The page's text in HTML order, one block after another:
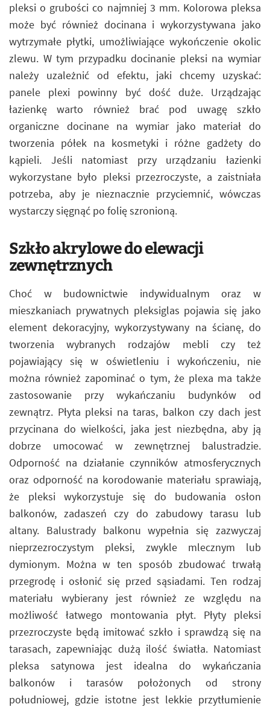
pleksi o grubości co najmniej 3 mm. Kolorowa pleksa
może być również docinana i wykorzystywana jako
wytrzymałe płytki, umożliwiające wykończenie okolic
zlewu. W tym przypadku docinanie pleksi na wymiar
należy uzależnić od efektu, jaki chcemy uzyskać:
panele plexi powinny być dość duże. Urządzając
łazienkę warto również brać pod uwagę szkło
organiczne docinane na wymiar jako materiał do
tworzenia półek na kosmetyki i różne gadżety do
kąpieli. Jeśli natomiast przy urządzaniu łazienki
wykorzystane było pleksi przezroczyste, a zaistniała
potrzeba, aby je nieznacznie przyciemnić, wówczas
wystarczy sięgnąć po folię szronioną.
Szkło akrylowe do elewacji
zewnętrznych
Choć w budownictwie indywidualnym oraz w
mieszkaniach prywatnych pleksiglas pojawia się jako
element dekoracyjny, wykorzystywany na ścianę, do
tworzenia wybranych rodzajów mebli czy też
pojawiający się w oświetleniu i wykończeniu, nie
można również zapominać o tym, że plexa ma także
zastosowanie przy wykańczaniu budynków od
zewnątrz. Płyta pleksi na taras, balkon czy dach jest
przycinana do wielkości, jaka jest niezbędna, aby ją
dobrze umocować w zewnętrznej balustradzie.
Odporność na działanie czynników atmosferycznych
oraz odporność na korodowanie materiału sprawiają,
że pleksi wykorzystuje się do budowania osłon
balkonów, zadaszeń czy do zabudowy tarasu lub
altany. Balustrady balkonu wypełnia się zazwyczaj
nieprzezroczystym pleksi, zwykle mlecznym lub
dymionym. Można w ten sposób zbudować trwałą
przegrodę i osłonić się przed sąsiadami. Ten rodzaj
materiału wybierany jest również ze względu na
możliwość łatwego montowania płyt. Płyty pleksi
przezroczyste będą imitować szkło i sprawdzą się na
tarasach, zapewniając dużą ilość światła. Natomiast
pleksa satynowa jest idealna do wykańczania
balkonów i tarasów położonych od strony
południowej, gdzie istotne jest lekkie przytłumienie